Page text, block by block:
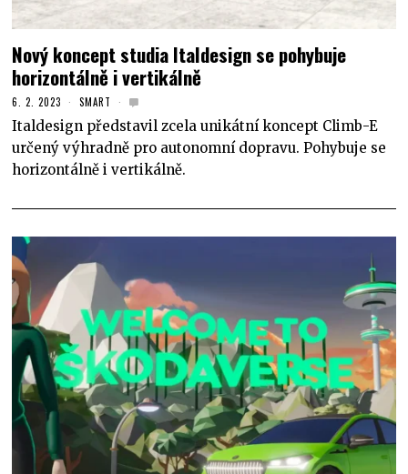
Nový koncept studia Italdesign se pohybuje
horizontálně i vertikálně
6. 2. 2023 SMART
Italdesign představil zcela unikátní koncept Climb-E
určený výhradně pro autonomní dopravu. Pohybuje se
horizontálně i vertikálně.